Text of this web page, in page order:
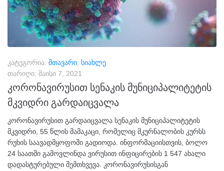
კატეგორია: მთავარი სიახლე
თარიღი: მაისი 7, 2021
კორონავირუსით სენაკის მუნიციპალიტეტის
მკვიდრი გარდაიცვალა
კორონავირუსით გარდაიცვალა სენაკის მუნიციპალიტეტის
მკვიდრი, 55 წლის მამაკაცი, რომელიც მკურნალობის კურსს
რუხის საავადმყოფოში გადიოდა. ინფორმაციისთვის, ბოლო
24 საათში გამოვლინდა ვირუსით ინფიცირების 1 547 ახალი
დადასტურებული შემთხვევა. კორონავირუსისგან